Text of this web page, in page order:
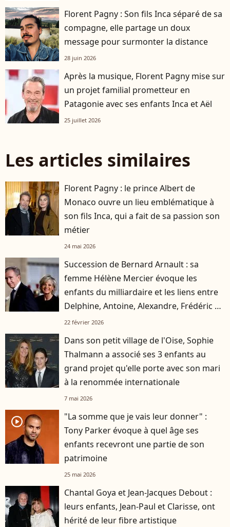
Florent Pagny : Son fils Inca séparé de sa
compagne, elle partage un doux
message pour surmonter la distance
28 juin 2026
Après la musique, Florent Pagny mise sur
un projet familial prometteur en
Patagonie avec ses enfants Inca et Aël
25 juillet 2026
Les articles similaires
Florent Pagny : le prince Albert de
Monaco ouvre un lieu emblématique à
son fils Inca, qui a fait de sa passion son
métier
24 mai 2026
Succession de Bernard Arnault : sa
femme Hélène Mercier évoque les
enfants du milliardaire et les liens entre
Delphine, Antoine, Alexandre, Frédéric et
Jean
22 février 2026
Dans son petit village de l'Oise, Sophie
Thalmann a associé ses 3 enfants au
grand projet qu'elle porte avec son mari
à la renommée internationale
7 mai 2026
player2
"La somme que je vais leur donner" :
Tony Parker évoque à quel âge ses
enfants recevront une partie de son
patrimoine
25 mai 2026
Chantal Goya et Jean-Jacques Debout :
leurs enfants, Jean-Paul et Clarisse, ont
hérité de leur fibre artistique